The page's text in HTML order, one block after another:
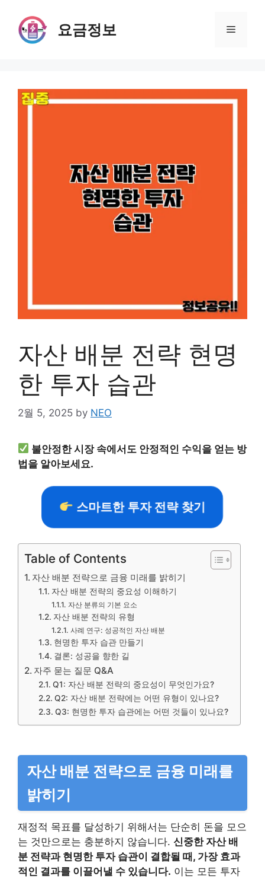
content
요금정보 Menu
자산 배분 전략 현명
한 투자 습관
2월 5, 2025 by NEO
불안정한 시장 속에서도 안정적인 수익을 얻는 방
법을 알아보세요.
스마트한 투자 전략 찾기
Table of Contents
자산 배분 전략으로 금융 미래를 밝히기
자산 배분 전략의 중요성 이해하기
자산 분류의 기본 요소
자산 배분 전략의 유형
사례 연구: 성공적인 자산 배분
현명한 투자 습관 만들기
결론: 성공을 향한 길
자주 묻는 질문 Q&A
Q1: 자산 배분 전략의 중요성이 무엇인가요?
Q2: 자산 배분 전략에는 어떤 유형이 있나요?
Q3: 현명한 투자 습관에는 어떤 것들이 있나요?
자산 배분 전략으로 금융 미래를
밝히기
재정적 목표를 달성하기 위해서는 단순히 돈을 모으
는 것만으로는 충분하지 않습니다. 신중한 자산 배
분 전략과 현명한 투자 습관이 결합될 때, 가장 효과
적인 결과를 이끌어낼 수 있습니다. 이는 모든 투자